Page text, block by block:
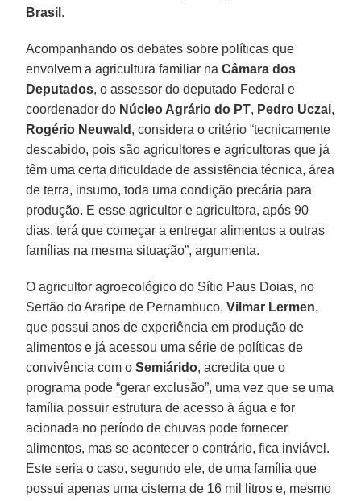
Brasil .
Acompanhando os debates sobre políticas que
envolvem a agricultura familiar naCâmara dos
Deputados, o assessor do deputado Federal e
coordenador do Núcleo Agrário do PT, Pedro Uczai,
Rogério Neuwald , considera o critério “tecnicamente
descabido, pois são agricultores e agricultoras que já
têm uma certa dificuldade de assistência técnica, área
de terra, insumo, toda uma condição precária para
produção. E esse agricultor e agricultora, após 90
dias, terá que começar a entregar alimentos a outras
famílias na mesma situação”, argumenta.
O agricultor agroecológico do Sítio Paus Doias, no
Sertão do Araripe de Pernambuco,Vilmar Lermen,
que possui anos de experiência em produção de
alimentos e já acessou uma série de políticas de
convivência com oSemiárido, acredita que o
programa pode “gerar exclusão”, uma vez que se uma
família possuir estrutura de acesso à água e for
acionada no período de chuvas pode fornecer
alimentos, mas se acontecer o contrário, fica inviável.
Este seria o caso, segundo ele, de uma família que
possui apenas uma cisterna de 16 mil litros e, mesmo